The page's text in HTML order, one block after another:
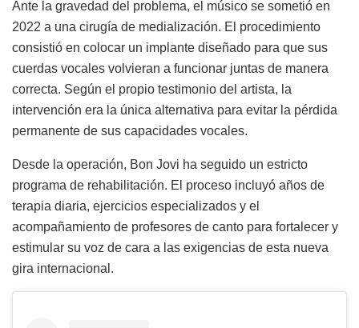
Ante la gravedad del problema, el músico se sometió en
2022 a una cirugía de medialización. El procedimiento
consistió en colocar un implante diseñado para que sus
cuerdas vocales volvieran a funcionar juntas de manera
correcta. Según el propio testimonio del artista, la
intervención era la única alternativa para evitar la pérdida
permanente de sus capacidades vocales.
Desde la operación, Bon Jovi ha seguido un estricto
programa de rehabilitación. El proceso incluyó años de
terapia diaria, ejercicios especializados y el
acompañamiento de profesores de canto para fortalecer y
estimular su voz de cara a las exigencias de esta nueva
gira internacional.